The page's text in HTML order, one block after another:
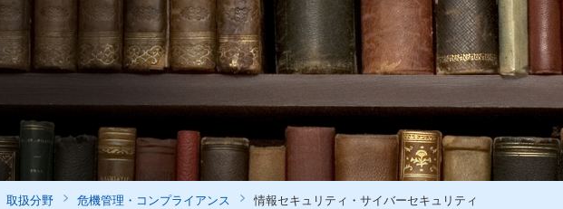
取扱分野 危機管理・コンプライアンス 情報セキュリティ・サイバーセキュリティ